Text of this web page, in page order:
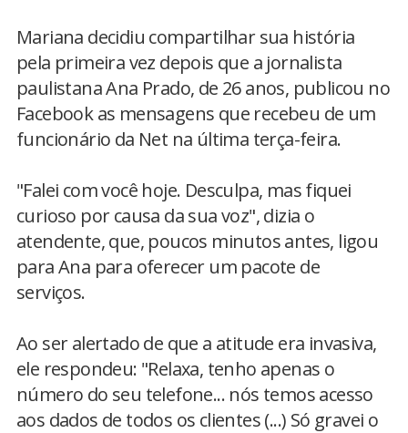
Mariana decidiu compartilhar sua história
pela primeira vez depois que a jornalista
paulistana Ana Prado, de 26 anos, publicou no
Facebook as mensagens que recebeu de um
funcionário da Net na última terça-feira.
"Falei com você hoje. Desculpa, mas fiquei
curioso por causa da sua voz", dizia o
atendente, que, poucos minutos antes, ligou
para Ana para oferecer um pacote de
serviços.
Ao ser alertado de que a atitude era invasiva,
ele respondeu: "Relaxa, tenho apenas o
número do seu telefone... nós temos acesso
aos dados de todos os clientes (...) Só gravei o